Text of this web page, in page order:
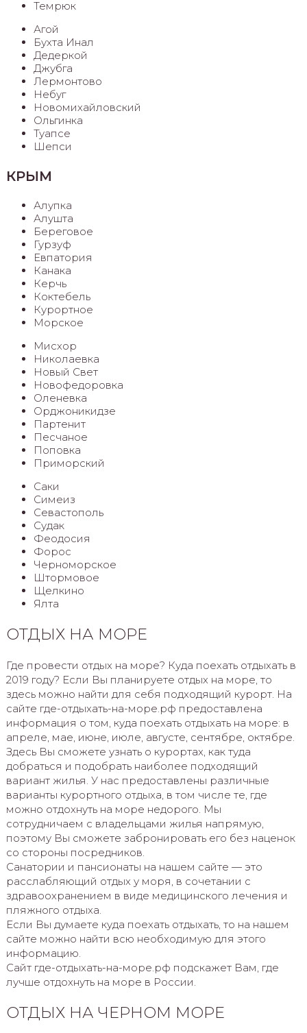
Темрюк
Агой
Бухта Инал
Дедеркой
Джубга
Лермонтово
Небуг
Новомихайловский
Ольгинка
Туапсе
Шепси
КРЫМ
Алупка
Алушта
Береговое
Гурзуф
Евпатория
Канака
Керчь
Коктебель
Курортное
Морское
Мисхор
Николаевка
Новый Свет
Новофедоровка
Оленевка
Орджоникидзе
Партенит
Песчаное
Поповка
Приморский
Саки
Cимеиз
Севастополь
Судак
Феодосия
Форос
Черноморское
Штормовое
Щелкино
Ялта
ОТДЫХ НА МОРЕ
Где провести отдых на море? Куда поехать отдыхать в
2019 году? Если Вы планируете отдых на море, то
здесь можно найти для себя подходящий курорт. На
сайте где-отдыхать-на-море.рф предоставлена
информация о том, куда поехать отдыхать на море: в
апреле, мае, июне, июле, августе, сентябре, октябре.
Здесь Вы сможете узнать о курортах, как туда
добраться и подобрать наиболее подходящий
вариант жилья. У нас предоставлены различные
варианты курортного отдыха, в том числе те, где
можно отдохнуть на море недорого. Мы
сотрудничаем с владельцами жилья напрямую,
поэтому Вы сможете забронировать его без наценок
со стороны посредников.
Санатории и пансионаты на нашем сайте — это
расслабляющий отдых у моря, в сочетании с
здравоохранением в виде медицинского лечения и
пляжного отдыха.
Если Вы думаете куда поехать отдыхать, то на нашем
сайте можно найти всю необходимую для этого
информацию.
Сайт где-отдыхать-на-море.рф подскажет Вам, где
лучше отдохнуть на море в России.
ОТДЫХ НА ЧЕРНОМ МОРЕ